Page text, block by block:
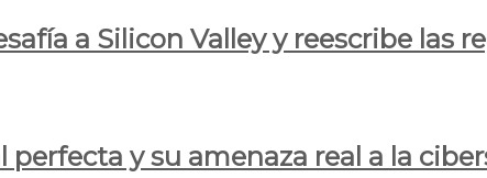
a Silicon Valley y reescribe las
y su amenaza real a la